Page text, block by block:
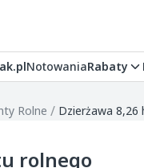
NotowaniaRabaty
Rolne / Dzierżawa 8,26
rolnego